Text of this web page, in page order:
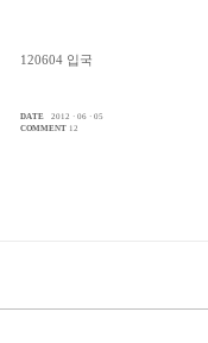
120604 입국
DATE
2012 · 06 · 05
COMMENT 12